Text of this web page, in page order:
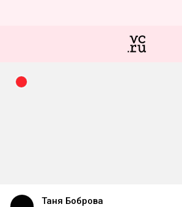
Таня Боброва